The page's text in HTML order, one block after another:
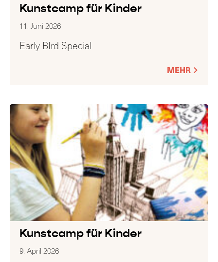
Kunstcamp für Kinder
11. Juni 2026
Early BIrd Special
MEHR
Kunstcamp für Kinder
9. April 2026